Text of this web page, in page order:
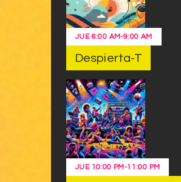
JUE 6:00 AM-9:00 AM
Despierta-T
JUE 10:00 PM -11:00 PM